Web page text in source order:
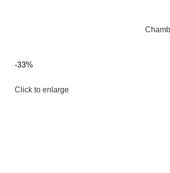
-33%
Click to enlarge